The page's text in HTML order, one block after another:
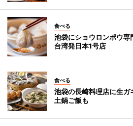
食べる
池袋にショウロンポウ
台湾発日本1号店
食べる
池袋の長崎料理店に生
土鍋ご飯も